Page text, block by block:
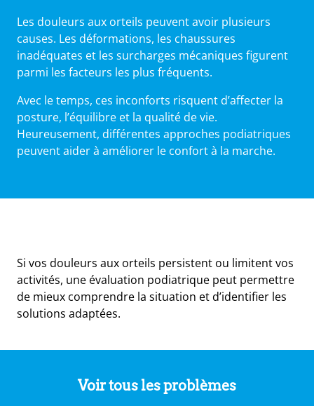
Les douleurs aux orteils peuvent avoir plusieurs
causes. Les déformations, les chaussures
inadéquates et les surcharges mécaniques figurent
parmi les facteurs les plus fréquents.
Avec le temps, ces inconforts risquent d’affecter la
posture, l’équilibre et la qualité de vie.
Heureusement, différentes approches podiatriques
peuvent aider à améliorer le confort à la marche.
Si vos douleurs aux orteils persistent ou limitent vos
activités, une évaluation podiatrique peut permettre
de mieux comprendre la situation et d’identifier les
solutions adaptées.
Voir tous les problèmes